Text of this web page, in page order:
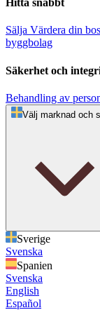
Hitta snabbt
Sälja Värdera din
byggbolag
Säkerhet och
Behandling av
Välj marknad och
Sverige
Svenska
Spanien
Svenska
English
Español